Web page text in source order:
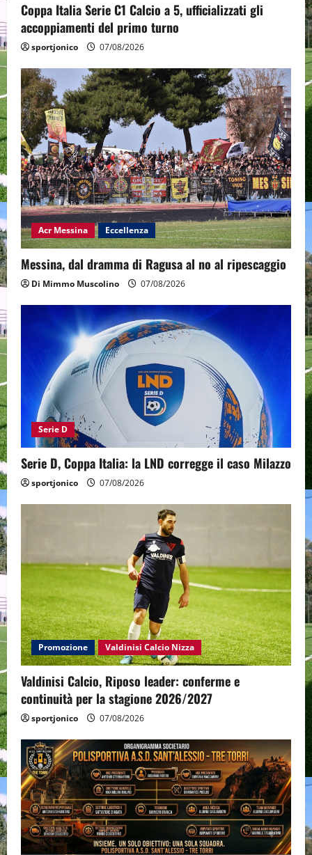
Coppa Italia Serie C1 Calcio a 5, ufficializzati gli
accoppiamenti del primo turno
sportjonico 07/08/2026
Acr Messina Eccellenza
Messina, dal dramma di Ragusa al no al ripescaggio
Di Mimmo Muscolino 07/08/2026
Serie D
Serie D, Coppa Italia: la LND corregge il caso Milazzo
sportjonico 07/08/2026
Promozione Valdinisi Calcio Nizza
Valdinisi Calcio, Riposo leader: conferme e
continuità per la stagione 2026/2027
sportjonico 07/08/2026